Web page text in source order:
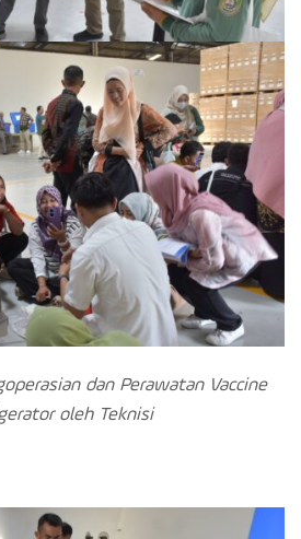
dan Perawatan Vaccine
oleh Teknisi